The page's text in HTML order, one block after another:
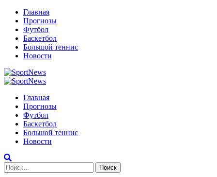
Перейти
содержимому
Главная
Прогнозы
Футбол
Баскетбол
Большой теннис
Новости
Primary
Главная
Прогнозы
Футбол
Баскетбол
Большой теннис
Новости
Найти: